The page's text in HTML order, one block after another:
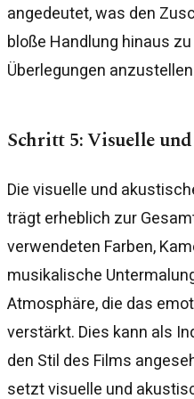
angedeutet, was den
bloße Handlung hinaus
Überlegungen
Schritt 5: Visuelle
Die visuelle und
trägt erheblich zur
verwendeten Farben,
musikalische
Atmosphäre, die das
verstärkt. Dies kann als
den Stil des Films
setzt visuelle und